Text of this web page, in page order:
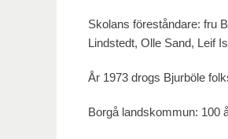
Skolans föreståndare: fru
Lindstedt, Olle Sand, Leif
År 1973 drogs Bjurböle
Borgå landskommun: 100